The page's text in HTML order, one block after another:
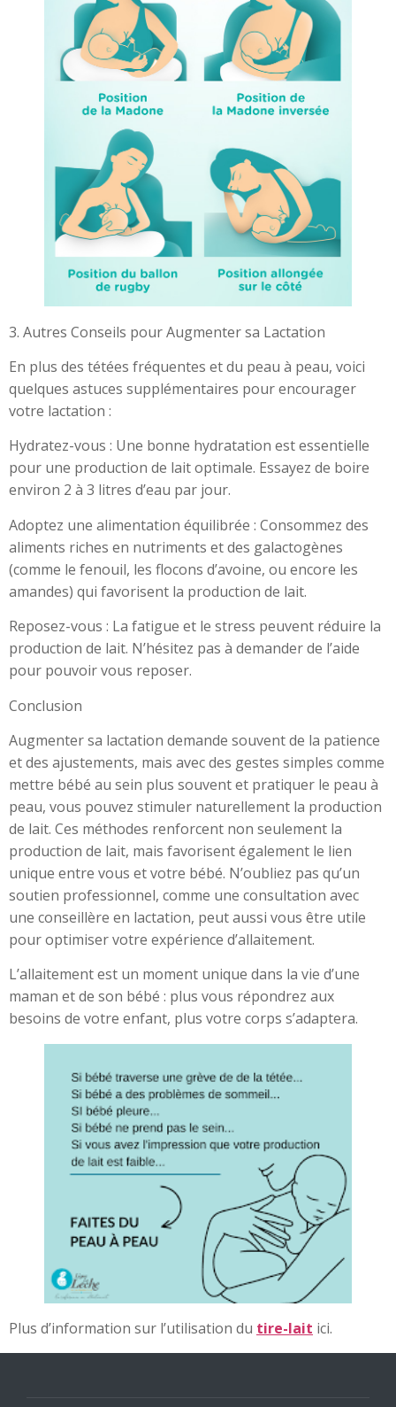
3. Autres Conseils pour Augmenter sa Lactation
En plus des tétées fréquentes et du peau à peau, voici
quelques astuces supplémentaires pour encourager
votre lactation :
Hydratez-vous : Une bonne hydratation est essentielle
pour une production de lait optimale. Essayez de boire
environ 2 à 3 litres d’eau par jour.
Adoptez une alimentation équilibrée : Consommez des
aliments riches en nutriments et des galactogènes
(comme le fenouil, les flocons d’avoine, ou encore les
amandes) qui favorisent la production de lait.
Reposez-vous : La fatigue et le stress peuvent réduire la
production de lait. N’hésitez pas à demander de l’aide
pour pouvoir vous reposer.
Conclusion
Augmenter sa lactation demande souvent de la patience
et des ajustements, mais avec des gestes simples comme
mettre bébé au sein plus souvent et pratiquer le peau à
peau, vous pouvez stimuler naturellement la production
de lait. Ces méthodes renforcent non seulement la
production de lait, mais favorisent également le lien
unique entre vous et votre bébé. N’oubliez pas qu’un
soutien professionnel, comme une consultation avec
une conseillère en lactation, peut aussi vous être utile
pour optimiser votre expérience d’allaitement.
L’allaitement est un moment unique dans la vie d’une
maman et de son bébé : plus vous répondrez aux
besoins de votre enfant, plus votre corps s’adaptera.
Plus d’information sur l’utilisation du tire-lait ici.